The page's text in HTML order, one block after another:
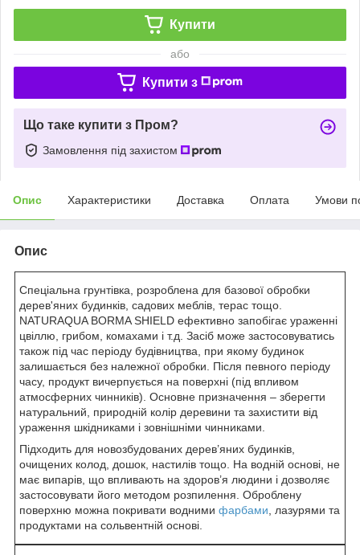
Купити
або
Купити з
Що таке купити з Пром?
Замовлення під захистом
Опис Характеристики Доставка Оплата Умови
Опис
Спеціальна грунтівка, розроблена для базової обробки
дерев'яних будинків, садових меблів, терас тощо.
NATURAQUA BORMA SHIELD ефективно запобігає ураженні
цвіллю, грибом, комахами і т.д. Засіб може застосовуватись
також під час періоду будівництва, при якому будинок
залишається без належної обробки. Після певного періоду
часу, продукт вичерпується на поверхні (під впливом
атмосферних чинників). Основне призначення – зберегти
натуральний, природній колір деревини та захистити від
ураження шкідниками і зовнішніми чинниками.
Підходить для новозбудованих дерев’яних будинків,
очищених колод, дошок, настилів тощо. На водній основі, не
має випарів, що впливають на здоров’я людини і дозволяє
застосовувати його методом розпилення. Оброблену
поверхню можна покривати водними фарбами , лазурями та
продуктами на сольвентній основі.